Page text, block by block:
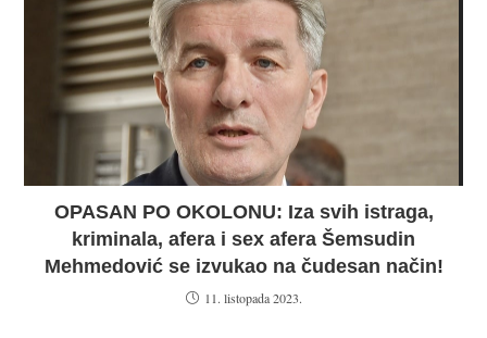
OPASAN PO OKOLONU: Iza svih istraga,
kriminala, afera i sex afera Šemsudin
Mehmedović se izvukao na čudesan način!
11. listopada 2023.